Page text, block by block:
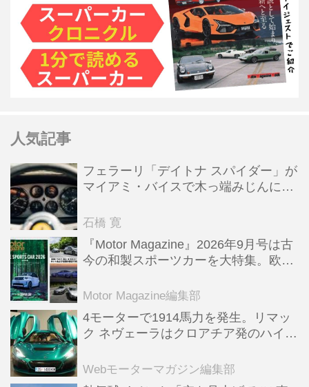
人気記事
フェラーリ「デイトナ スパイダー」が
マイアミ・バイスで木っ端みじんにな
石橋 寛
『Motor Magazine』2026年9月号は古
今の和製スポーツカーを大特集。欧州
Motor Magazine編集部
4モーターで1914馬力を発生。リマッ
ク ネヴェーラはクロアチア発のハイパ
全版／115】
Webモーターマガジン編集部